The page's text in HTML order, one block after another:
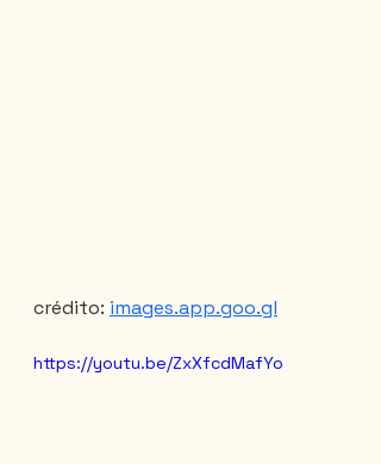
crédito: images.app.goo.gl
https://youtu.be/ZxXfcdMafYo